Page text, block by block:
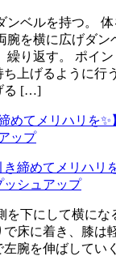
ンベルを持つ。
腕を横に広げダン
繰り返す。 ポイ
上げるように行
る […]
き締めてメリハリ
ッシュアップ
を下にして横にな
で床に着き、膝は
腕を伸ばしてい